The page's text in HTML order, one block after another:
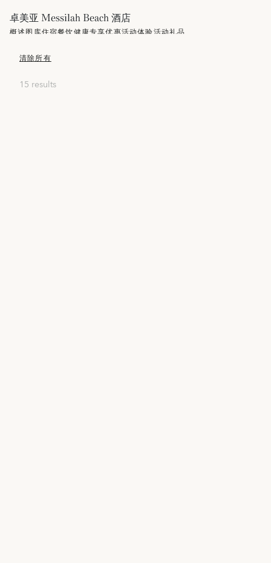
卓美亚 Messilah Beach 酒店
概述图库住宿餐饮健康专享优惠活动体验活动礼品
清除所有
15 results